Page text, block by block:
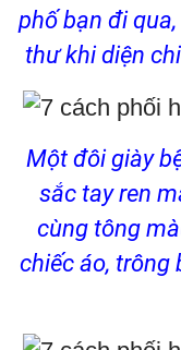
phố bạn đi
thư khi diện
Một đôi giày
sắc tay ren
cùng tông
chiếc áo, trông